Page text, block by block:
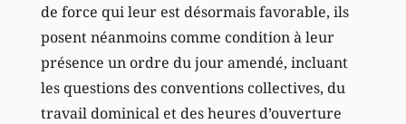
de force qui leur est désormais favorable, ils
posent néanmoins comme condition à leur
présence un ordre du jour amendé, incluant
les questions des conventions collectives, du
travail dominical et des heures d’ouverture